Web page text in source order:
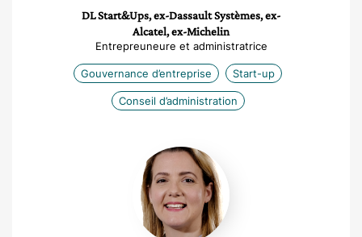
DL Start&Ups, ex-Dassault Systèmes, ex-
Alcatel, ex-Michelin
Entrepreuneure et administratrice
Gouvernance d’entreprise Start-up
Conseil d’administration
Laurence
de
Rosamel